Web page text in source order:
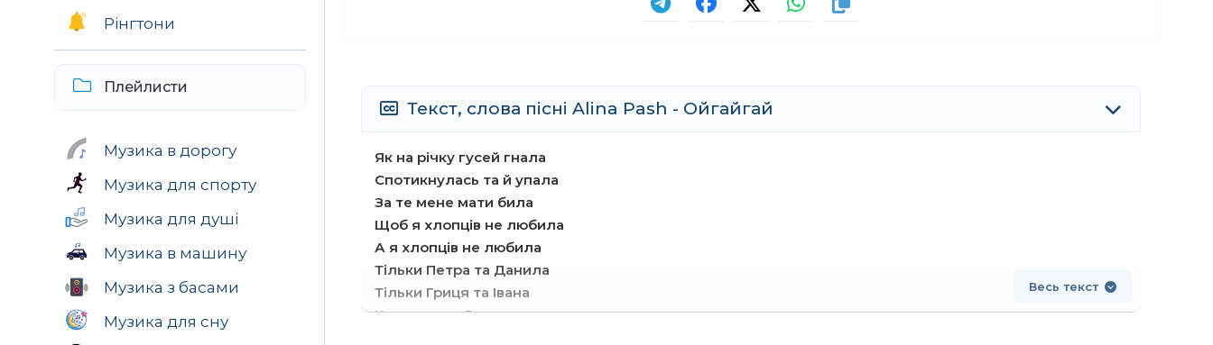
Рінгтони
Плейлисти
Музика в дорогу
Музика для спорту
Музика для душі
Музика в машину
Музика з басами
Музика для сну
Текст, слова пісні Alina Pash - Ойгайгай
Як на річку гусей гнала
Спотикнулась та й упала
За те мене мати била
Щоб я хлопців не любила
А я хлопців не любила
Тільки Петра та Данила
Тільки Гриця та Івана
Кучерявого Романа
Весь текст